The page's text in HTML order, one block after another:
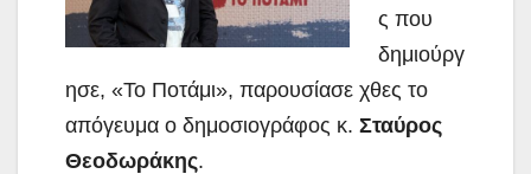
ς που
δημιούργ
ησε, «Το Ποτάμι», παρουσίασε χθες το
απόγευμα ο δημοσιογράφος κ. Σταύρος
Θεοδωράκης.